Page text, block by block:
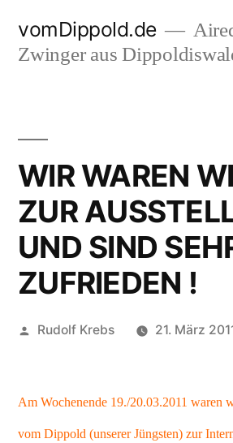
Inhalt
vomDippold.de
Zwinger aus
WIR WAREN
ZUR
UND SIND
ZUFRIEDEN !
Veröffentlicht
Rudolf Krebs 21. März
Am Wochenende 19./20.03.2011 waren
vom Dippold (unserer Jüngsten) zur